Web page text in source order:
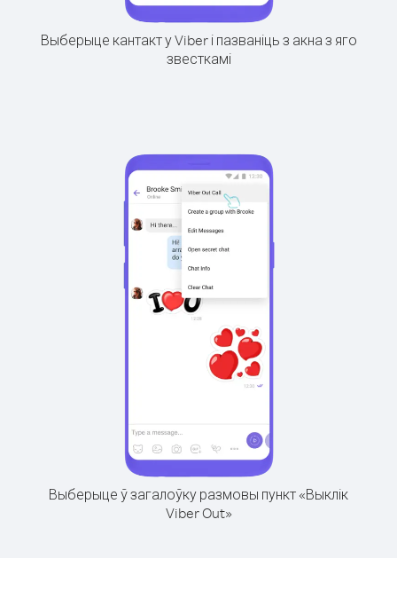
Выберыце кантакт у Viber і пазваніць з акна з яго
звесткамі
Выберыце ў загалоўку размовы пункт «Выклік
Viber Out»